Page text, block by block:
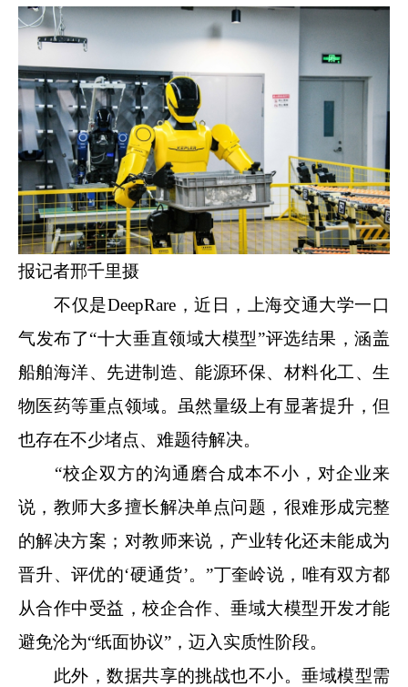
报记者邢千里摄
不仅是DeepRare，近日，上海交通大学一口
气发布了“十大垂直领域大模型”评选结果，涵盖
船舶海洋、先进制造、能源环保、材料化工、生
物医药等重点领域。虽然量级上有显著提升，但
也存在不少堵点、难题待解决。
“校企双方的沟通磨合成本不小，对企业来
说，教师大多擅长解决单点问题，很难形成完整
的解决方案；对教师来说，产业转化还未能成为
晋升、评优的‘硬通货’。”丁奎岭说，唯有双方都
从合作中受益，校企合作、垂域大模型开发才能
避免沦为“纸面协议”，迈入实质性阶段。
此外，数据共享的挑战也不小。垂域模型需